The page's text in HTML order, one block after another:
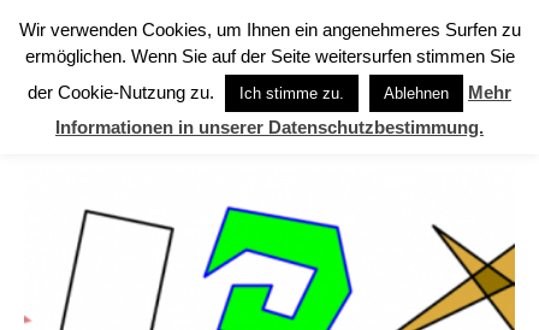
Start Schlagworte Geldsystem
SCHLAGWORTE: Geldsystem
Wir verwenden Cookies, um Ihnen ein angenehmeres Surfen zu
ermöglichen. Wenn Sie auf der Seite weitersurfen stimmen Sie
der Cookie-Nutzung zu.
Ich stimme zu. Ablehnen
Mehr
Informationen in unserer Datenschutzbestimmung.